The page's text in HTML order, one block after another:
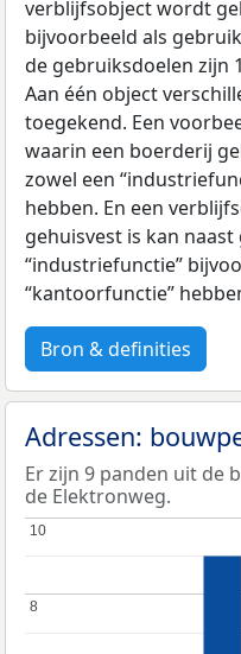
verblijfsobject wordt
bijvoorbeeld als
de gebruiksdoelen zijn
Aan één object
toegekend. Een
waarin een boerderij
zowel een
hebben. En een
gehuisvest is kan
“industriefunctie”
“kantoorfunctie”
Bron & definities
Adressen:
Er zijn 9 panden uit de
de Elektronweg.
8
8
10
10